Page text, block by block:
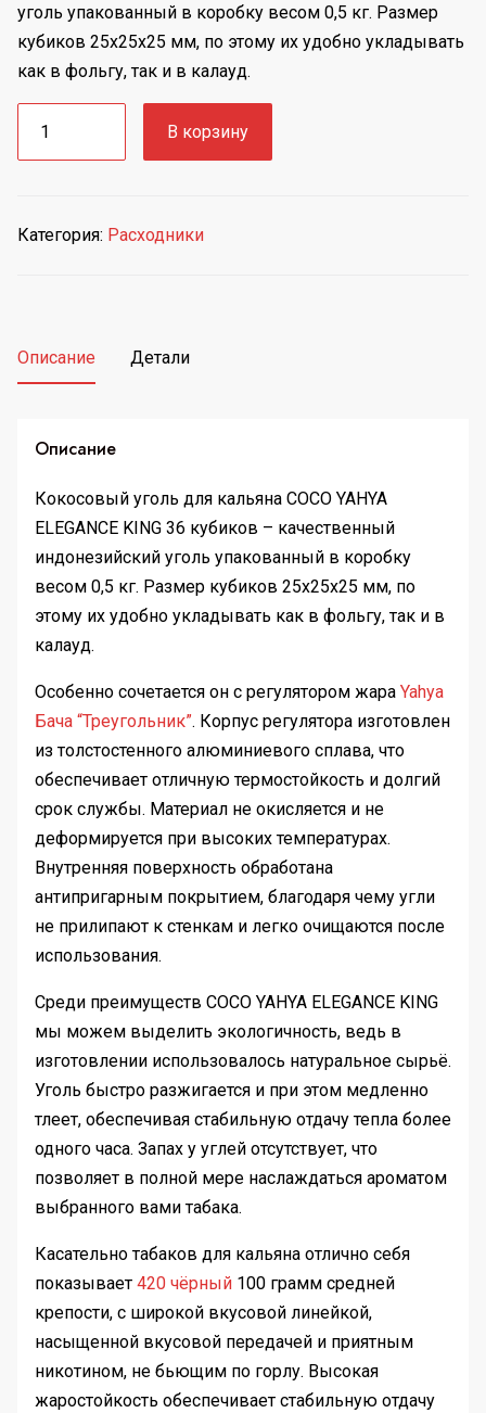
уголь упакованный в коробку весом 0,5 кг. Размер
кубиков 25х25х25 мм, по этому их удобно укладывать
как в фольгу, так и в калауд.
товара
Уголь
COCO
32
В корзину
Категория: Расходники
Описание Детали
Описание
Кокосовый уголь для кальяна COCO YAHYA
ELEGANCE KING 36 кубиков – качественный
индонезийский уголь упакованный в коробку
весом 0,5 кг. Размер кубиков 25х25х25 мм, по
этому их удобно укладывать как в фольгу, так и в
калауд.
Особенно сочетается он с регулятором жара Yahya
Бача “Треугольник”. Корпус регулятора изготовлен
из толстостенного алюминиевого сплава, что
обеспечивает отличную термостойкость и долгий
срок службы. Материал не окисляется и не
деформируется при высоких температурах.
Внутренняя поверхность обработана
антипригарным покрытием, благодаря чему угли
не прилипают к стенкам и легко очищаются после
использования.
Среди преимуществ COCO YAHYA ELEGANCE KING
мы можем выделить экологичность, ведь в
изготовлении использовалось натуральное сырьё.
Уголь быстро разжигается и при этом медленно
тлеет, обеспечивая стабильную отдачу тепла более
одного часа. Запах у углей отсутствует, что
позволяет в полной мере наслаждаться ароматом
выбранного вами табака.
Касательно табаков для кальяна отлично себя
показывает 420 чёрный 100 грамм средней
крепости, с широкой вкусовой линейкой,
насыщенной вкусовой передачей и приятным
никотином, не бьющим по горлу. Высокая
жаростойкость обеспечивает стабильную отдачу